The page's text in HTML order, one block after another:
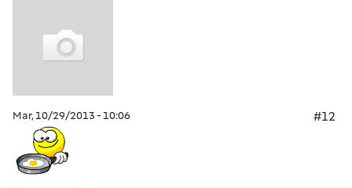
Mar, 10/29/2013 - 10:06 #12